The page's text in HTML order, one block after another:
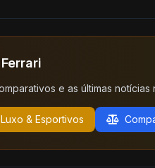
e as últimas notícias
Luxo & Esportivos